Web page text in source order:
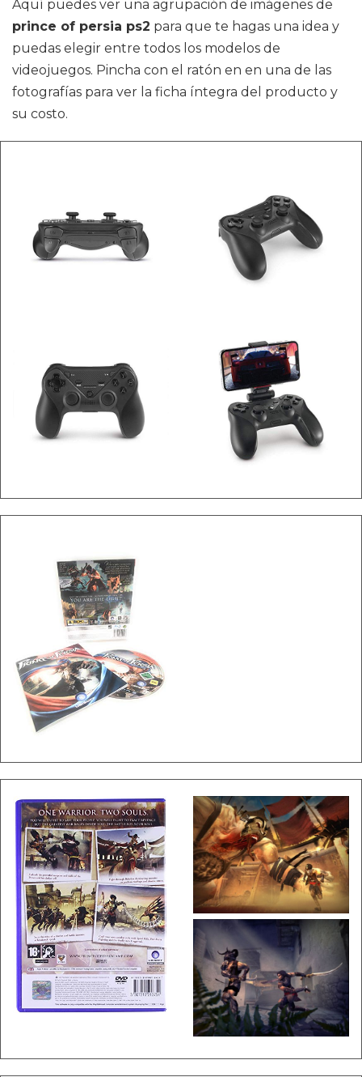
Aquí puedes ver una agrupación de imágenes de
prince of persia ps2 para que te hagas una idea y
puedas elegir entre todos los modelos de
videojuegos. Pincha con el ratón en en una de las
fotografías para ver la ficha íntegra del producto y
su costo.